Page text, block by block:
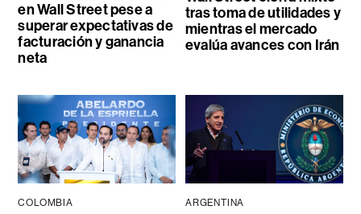
en Wall Street pese a
superar expectativas de
facturación y ganancia
neta
tras toma de utilidades y
mientras el mercado
evalúa avances con Irán
COLOMBIA ARGENTINA